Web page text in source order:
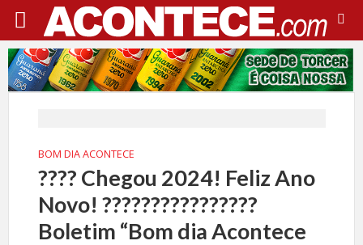
BOM DIA ACONTECE
????️ Chegou 2024! Feliz Ano
Novo! ????????????????
Boletim “Bom dia Acontece